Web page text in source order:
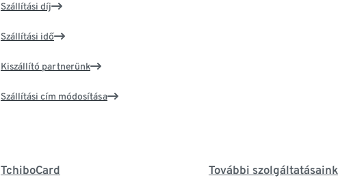
Szállítási díj
Szállítási idő
Kiszállító partnerünk
Szállítási cím módosítása
TchiboCard További szolgáltatásaink